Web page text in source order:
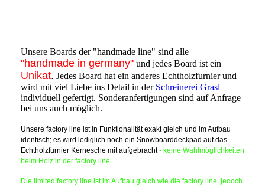
Unsere Boards der "handmade line" sind alle
"handmade in germany" und jedes Board ist ein
Unikat. Jedes Board hat ein anderes Echtholzfurnier und
wird mit viel Liebe ins Detail in der Schreinerei Grasl
individuell gefertigt. Sonderanfertigungen sind auf Anfrage
bei uns auch möglich.
Unsere factory line ist in Funktionalität exakt gleich und im Aufbau
identisch; es wird lediglich noch ein Snowboarddeckpad auf das
Echtholzfurnier Kernesche mit aufgebracht- keine Wahlmöglichkeiten
beim Holz in der factory line.
Die limited factory line ist im Aufbau gleich wie die factory line, jedoch